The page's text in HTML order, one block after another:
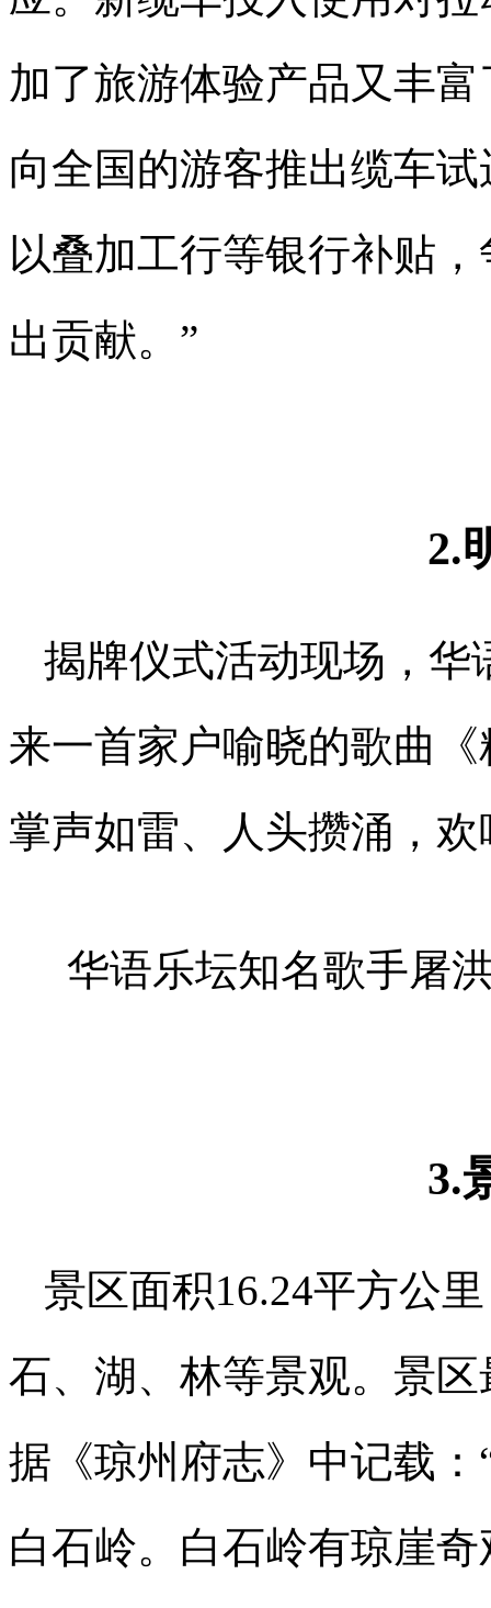
加了旅游体验产品又丰
向全国的游客推出缆车
以叠加工行等银行补贴
出贡献。”
2.
揭牌仪式活动现场，华
来一首家户喻晓的歌曲
掌声如雷、人头攒涌，
华语乐坛知名歌手屠
3.
景区面积16.24平方公
石、湖、林等景观。景
据《琼州府志》中记载
白石岭。白石岭有琼崖